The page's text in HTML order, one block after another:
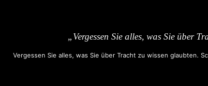
„Vergessen Sie alles, was Sie über
Vergessen Sie alles, was Sie über Tracht zu wissen glaubten.